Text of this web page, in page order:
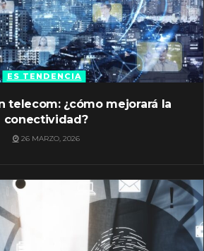
ES TENDENCIA
telecom: ¿cómo mejorará la
conectividad?
26 MARZO, 2026